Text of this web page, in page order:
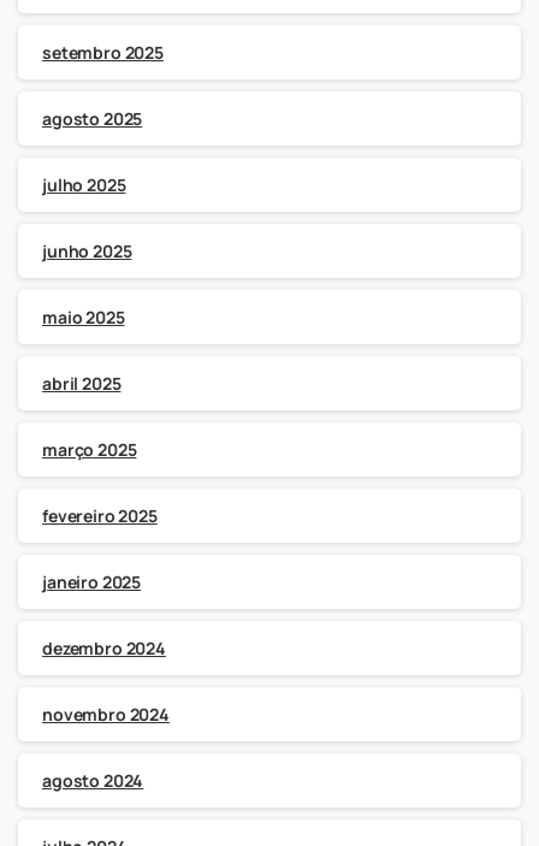
setembro 2025
agosto 2025
julho 2025
junho 2025
maio 2025
abril 2025
março 2025
fevereiro 2025
janeiro 2025
dezembro 2024
novembro 2024
agosto 2024